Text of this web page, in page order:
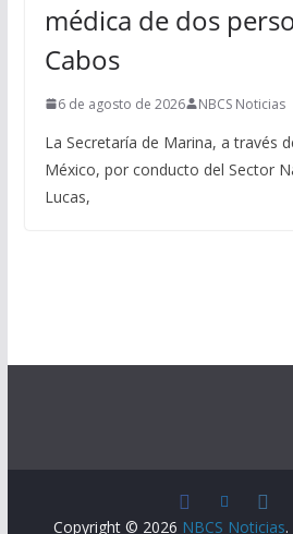
médica de dos
Cabos
6 de agosto de 2026 NBCS Noticias
La Secretaría de Marina, a través
México, por conducto del Sector
Lucas,
Copyright © 2026 NBCS Noticias